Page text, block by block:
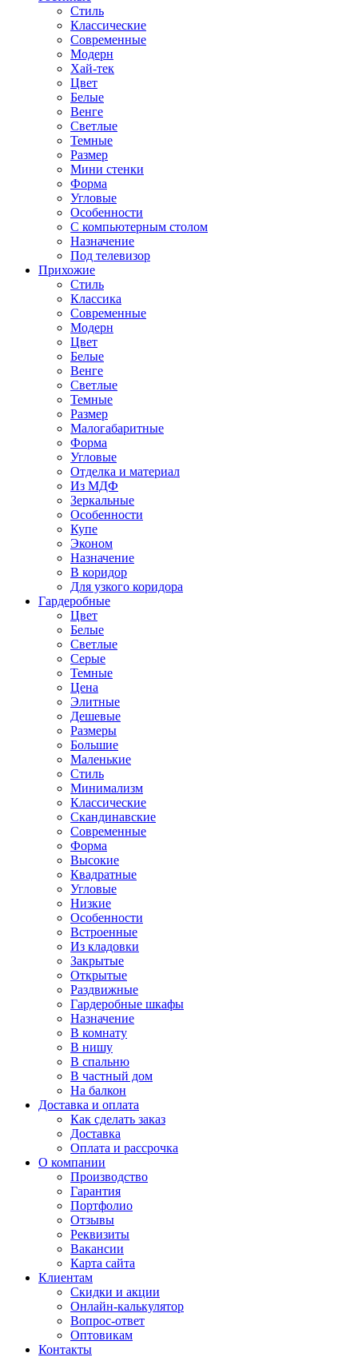
Стиль
Классические
Современные
Модерн
Хай-тек
Цвет
Белые
Венге
Светлые
Темные
Размер
Мини стенки
Форма
Угловые
Особенности
С компьютерным столом
Назначение
Под телевизор
Прихожие
Стиль
Классика
Современные
Модерн
Цвет
Белые
Венге
Светлые
Темные
Размер
Малогабаритные
Форма
Угловые
Отделка и материал
Из МДФ
Зеркальные
Особенности
Купе
Эконом
Назначение
В коридор
Для узкого коридора
Гардеробные
Цвет
Белые
Светлые
Серые
Темные
Цена
Элитные
Дешевые
Размеры
Большие
Маленькие
Стиль
Минимализм
Классические
Скандинавские
Современные
Форма
Высокие
Квадратные
Угловые
Низкие
Особенности
Встроенные
Из кладовки
Закрытые
Открытые
Раздвижные
Гардеробные шкафы
Назначение
В комнату
В нишу
В спальню
В частный дом
На балкон
Доставка и оплата
Как сделать заказ
Доставка
Оплата и рассрочка
О компании
Производство
Гарантия
Портфолио
Отзывы
Реквизиты
Вакансии
Карта сайта
Клиентам
Скидки и акции
Онлайн-калькулятор
Вопрос-ответ
Оптовикам
Контакты